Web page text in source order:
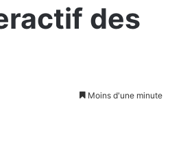
des
Moins d'une minute